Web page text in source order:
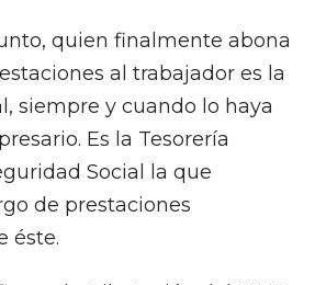
quien finalmente abona
al trabajador es la
siempre y cuando lo haya
Es la Tesorería
Social la que
de prestaciones
éste.